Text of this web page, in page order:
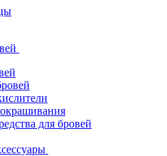
для бровей